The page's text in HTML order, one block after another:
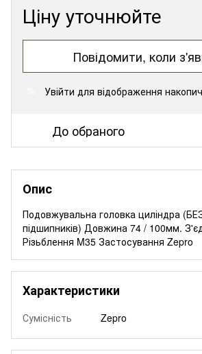
Ціну уточнюйте
Повідомити, коли
Увійти для відображення
До обраного
Опис
Подовжувальна головка циліндра
підшипників) Довжина 74 / 100мм.
Різьблення M35 Застосування Zepro
Характеристики
Сумісність Zepro